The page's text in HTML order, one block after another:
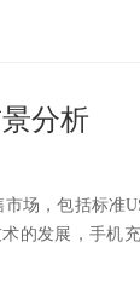
分析
场，包括标准
的发展，手机